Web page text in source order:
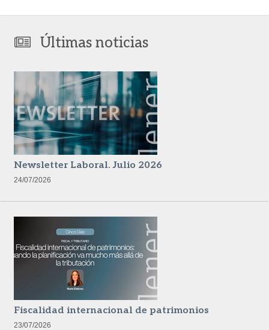
Últimas noticias
Newsletter Laboral. Julio 2026
24/07/2026
Fiscalidad internacional de patrimonios
23/07/2026